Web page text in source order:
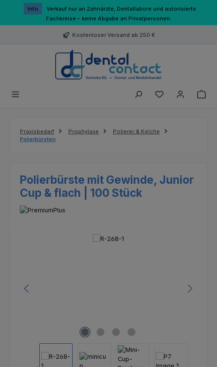
Zum Hauptinhalt springen
Info
Verkauf nur an Zahnärzte, Dentallabore und autorisierte
Fachkreise – keine Abgabe an Privatpersonen.
Kostenloser Versand ab 250 €
Du hast 0
Praxisbedarf Prophylaxe
Polierer & Kelche
Polierbürsten
Polierbürste mit Gewinde, Junior
Cup & flach | 100 Stück